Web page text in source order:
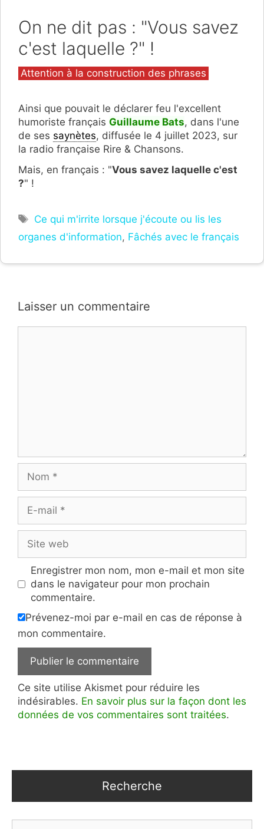
On ne dit pas : "Vous savez
c'est laquelle ?" !
Catégories
Attention à la construction des phrases
Ainsi que pouvait le déclarer feu l'excellent
humoriste français Guillaume Bats, dans l'une
de ses saynètes, diffusée le 4 juillet 2023, sur
la radio française Rire & Chansons.
Mais, en français : "Vous savez laquelle c'est
?" !
Étiquettes
Ce qui m'irrite lorsque j'écoute ou lis les
organes d'information, Fâchés avec le français
Laisser un commentaire
mail
web
Enregistrer mon nom, mon e-mail et mon site
dans le navigateur pour mon prochain
commentaire.
Prévenez-moi par e-mail en cas de réponse à
mon commentaire.
Ce site utilise Akismet pour réduire les
indésirables. En savoir plus sur la façon dont les
données de vos commentaires sont traitées.
Recherche